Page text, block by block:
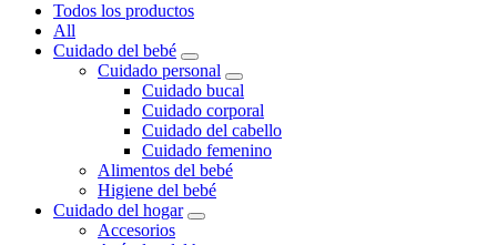
Todos los productos
All
Cuidado del bebé
Cuidado personal
Cuidado bucal
Cuidado corporal
Cuidado del cabello
Cuidado femenino
Alimentos del bebé
Higiene del bebé
Cuidado del hogar
Accesorios